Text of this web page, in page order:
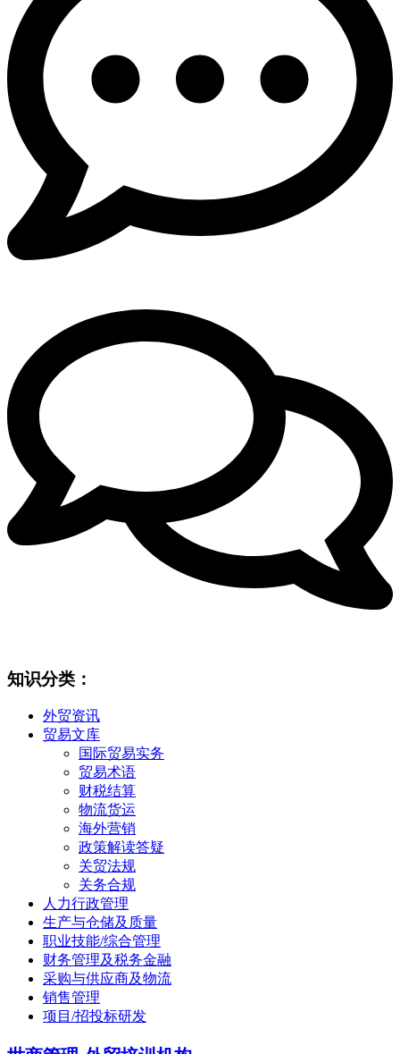
知识分类：
外贸资讯
贸易文库
国际贸易实务
贸易术语
财税结算
物流货运
海外营销
政策解读答疑
关贸法规
关务合规
人力行政管理
生产与仓储及质量
职业技能/综合管理
财务管理及税务金融
采购与供应商及物流
销售管理
项目/招投标研发